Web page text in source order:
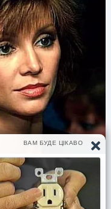
тех, кто этого
в угол:
предложили
за машиной и
Света подала
не стал ее
его сына.
так, как
Наталья за эти